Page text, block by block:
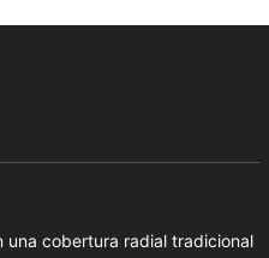
una cobertura radial tradicional